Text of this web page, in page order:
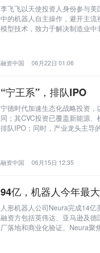
李飞飞以天使投资人身份参与
中的机器人自主操作，避开主
模型技术，致力于解决制造业
融资中国 06月22日 01:06
“宁王系”，排队IPO
宁德时代加速生态化战略投资
同；其CVC投资已覆盖新能源、
排队IPO；同时，产业龙头主导
融资中国 06月15日 12:35
94亿，机器人今年最
人形机器人公司Neura完成14亿
融资方包括英伟达、亚马逊及
厂落地和商业化验证。Neura聚